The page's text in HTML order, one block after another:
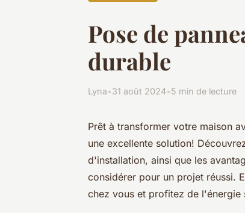
Pose de
durable
Lyna•31 août 2024•5 min de lecture
Prêt à transformer votre maison
une excellente solution!
d'installation, ainsi que les
considérer pour un projet réussi.
chez vous et profitez de l'énergie